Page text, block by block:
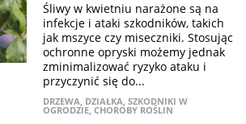
Śliwy w kwietniu narażone są na
infekcje i ataki szkodników, takich
jak mszyce czy miseczniki. Stosując
ochronne opryski możemy jednak
zminimalizować ryzyko ataku i
przyczynić się do...
DRZEWA, DZIAŁKA, SZKODNIKI W
OGRODZIE, CHOROBY ROŚLIN